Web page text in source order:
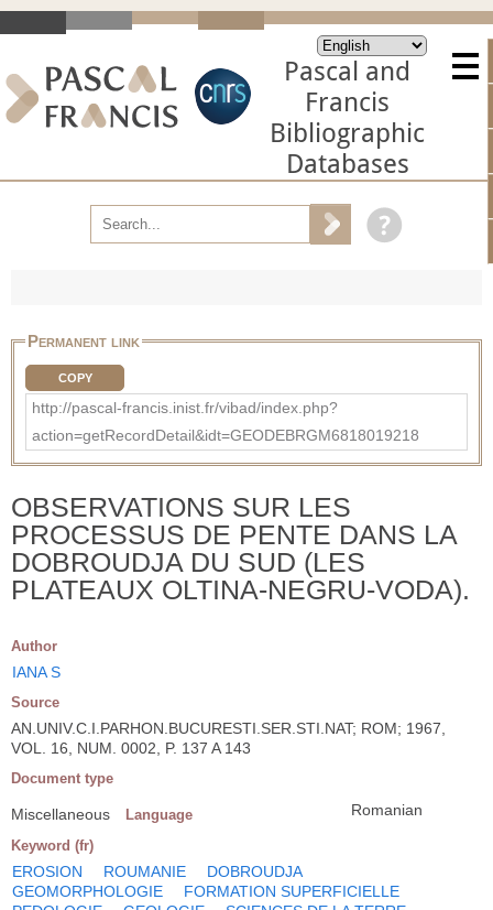
Pascal and
Francis
Bibliographic
Databases
Permanent link
COPY
http://pascal-francis.inist.fr/vibad/index.php?
action=getRecordDetail&idt=GEODEBRGM6818019218
OBSERVATIONS SUR LES
PROCESSUS DE PENTE DANS LA
DOBROUDJA DU SUD (LES
PLATEAUX OLTINA-NEGRU-VODA).
Author
IANA S
Source
AN.UNIV.C.I.PARHON.BUCURESTI.SER.STI.NAT; ROM; 1967,
VOL. 16, NUM. 0002, P. 137 A 143
Document type
Miscellaneous Language Romanian
Keyword (fr)
EROSION ROUMANIE
DOBROUDJA
GEOMORPHOLOGIE
FORMATION SUPERFICIELLE